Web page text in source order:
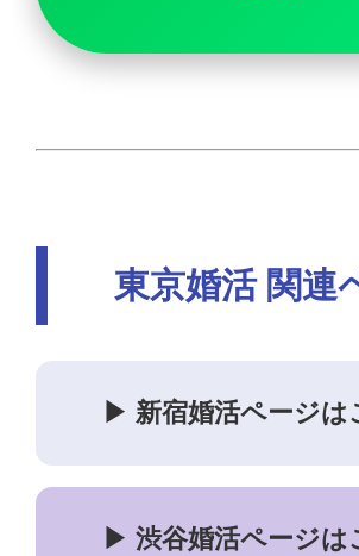
東京婚活 関連
▶ 新宿婚活ページは
▶ 渋谷婚活ページは